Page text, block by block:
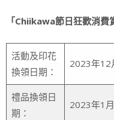
「Chiikawa節日狂歡消費
活動及印花
換領日期：
2023年12
禮品換領日
期：
2023年1